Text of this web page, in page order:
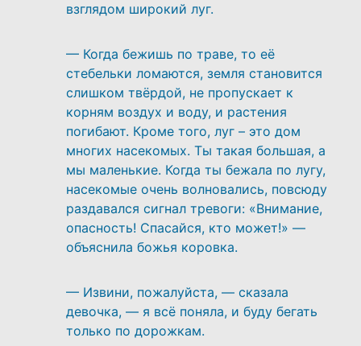
взглядом широкий луг.
— Когда бежишь по траве, то её
стебельки ломаются, земля становится
слишком твёрдой, не пропускает к
корням воздух и воду, и растения
погибают. Кроме того, луг – это дом
многих насекомых. Ты такая большая, а
мы маленькие. Когда ты бежала по лугу,
насекомые очень волновались, повсюду
раздавался сигнал тревоги: «Внимание,
опасность! Спасайся, кто может!» —
объяснила божья коровка.
— Извини, пожалуйста, — сказала
девочка, — я всё поняла, и буду бегать
только по дорожкам.